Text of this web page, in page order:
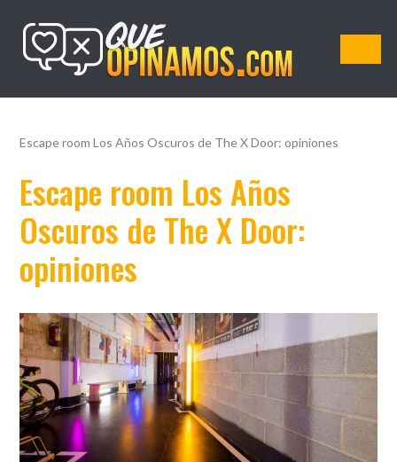
QueOpinamos.com
Escape room Los Años Oscuros de The X Door: opiniones
Escape room Los Años
Oscuros de The X Door:
opiniones